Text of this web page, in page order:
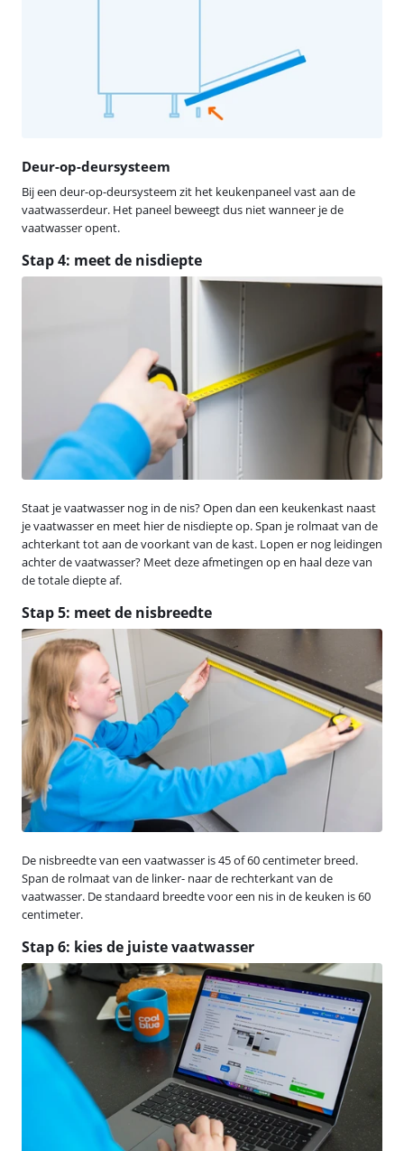
Deur-op-deursysteem
Bij een deur-op-deursysteem zit het keukenpaneel vast aan de
vaatwasserdeur. Het paneel beweegt dus niet wanneer je de
vaatwasser opent.
Stap 4: meet de nisdiepte
Staat je vaatwasser nog in de nis? Open dan een keukenkast naast
je vaatwasser en meet hier de nisdiepte op. Span je rolmaat van de
achterkant tot aan de voorkant van de kast. Lopen er nog leidingen
achter de vaatwasser? Meet deze afmetingen op en haal deze van
de totale diepte af.
Stap 5: meet de nisbreedte
De nisbreedte van een vaatwasser is 45 of 60 centimeter breed.
Span de rolmaat van de linker- naar de rechterkant van de
vaatwasser. De standaard breedte voor een nis in de keuken is 60
centimeter.
Stap 6: kies de juiste vaatwasser